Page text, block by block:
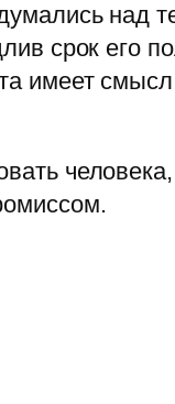
над
срок его
имеет смысл